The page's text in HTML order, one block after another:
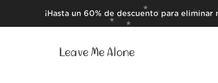
¡Hasta un 60% de descuento para eliminar
Leave Me Alone